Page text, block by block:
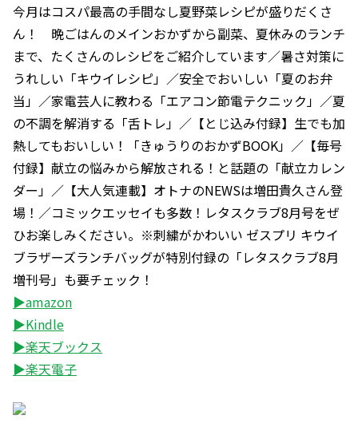
今月はコスパ最高の手間なし夏野菜レシピが盛りだくさ
ん！ 晩ごはんのメインおかずから副菜、夏休みのランチ
まで、たくさんのレシピをご紹介しています／暑さ対策に
うれしい「キウイレシピ」／安全でおいしい「夏のお弁
当」／家電芸人に教わる「エアコン節電テクニック」／夏
の不調を解消する「舌トレ」／【とじ込み付録】生でも加
熱してもおいしい！「きゅうりのおかずBOOK」／【毎号
付録】献立の悩みから解放される！と話題の「献立カレン
ダー」／【大人気連載】オトナのNEWSは増田貴久さん登
場！／コミックエッセイも多数！レタスクラブ8月号をぜ
ひお楽しみください。※刺繍がかわいい ゼスプリ キウイ
ブラザーズランチバッグが特別付録の「レタスクラブ8月
増刊号」も要チェック！
▶amazon
▶Kindle
▶楽天ブックス
▶楽天電子